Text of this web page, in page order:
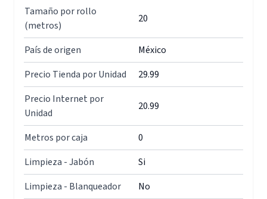
Tamaño por rollo
(metros)
20
País de origen
México
Precio Tienda por Unidad
29.99
Precio Internet por
Unidad
20.99
Metros por caja
0
Limpieza - Jabón
Si
Limpieza - Blanqueador
No